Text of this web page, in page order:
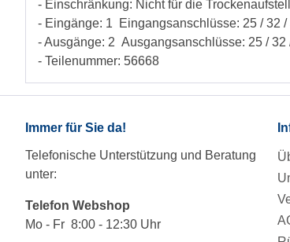
- Einschränkung: Nicht für die
- Eingänge: 1 Eingangsanschlüsse: 25 / 32
- Ausgänge: 2 Ausgangsanschlüsse: 25 /
- Teilenummer: 56668
Immer für Sie da!
Telefonische Unterstützung und Beratung
unter:
Telefon Webshop
Mo - Fr 8:00 - 12:30 Uhr